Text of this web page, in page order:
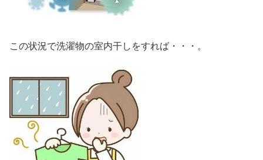
この状況で洗濯物の室内干しをすれば・・・。